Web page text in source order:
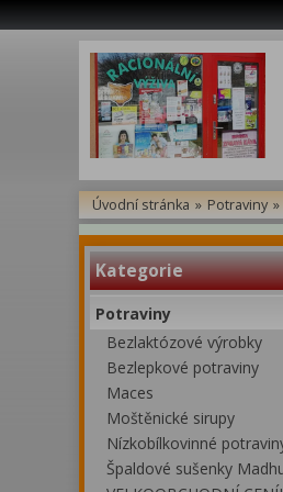
Úvodní stránka » Potraviny »
Kategorie
Potraviny
Bezlaktózové výrobky
Bezlepkové potraviny
Maces
Moštěnické sirupy
Nízkobílkovinné
Špaldové sušenky